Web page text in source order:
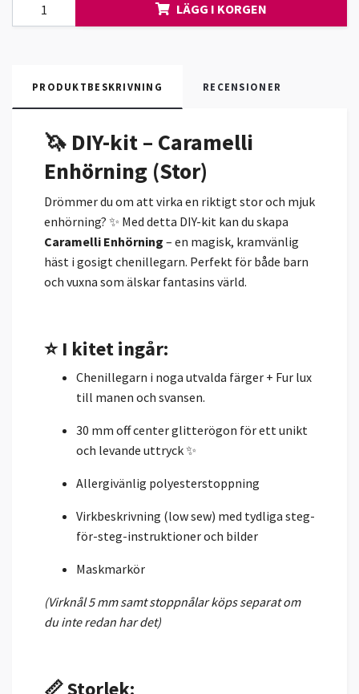
LÄGG I KORGEN
PRODUKTBESKRIVNING RECENSIONER
🦄 DIY-kit – Caramelli
Enhörning (Stor)
Drömmer du om att virka en riktigt stor och mjuk
enhörning? ✨ Med detta DIY-kit kan du skapa
Caramelli Enhörning – en magisk, kramvänlig
häst i gosigt chenillegarn. Perfekt för både barn
och vuxna som älskar fantasins värld.
⭐ I kitet ingår:
Chenillegarn i noga utvalda färger + Fur lux
till manen och svansen.
30 mm off center glitterögon för ett unikt
och levande uttryck ✨
Allergivänlig polyesterstoppning
Virkbeskrivning (low sew) med tydliga steg-
för-steg-instruktioner och bilder
Maskmarkör
(Virknål 5 mm samt stoppnålar köps separat om
du inte redan har det)
📏 Storlek: